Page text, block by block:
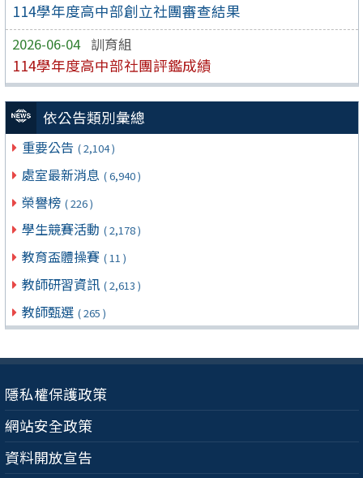
114學年度高中部創立社團審查結果
2026-06-04 訓育組
114學年度高中部社團評鑑成績
依公告類別彙總
重要公告 ( 2,104 )
處室最新消息 ( 6,940 )
榮譽榜 ( 226 )
學生競賽活動 ( 2,178 )
教育盃體操賽 ( 11 )
教師研習資訊 ( 2,613 )
教師甄選 ( 265 )
隱私權保護政策
網站安全政策
資料開放宣告